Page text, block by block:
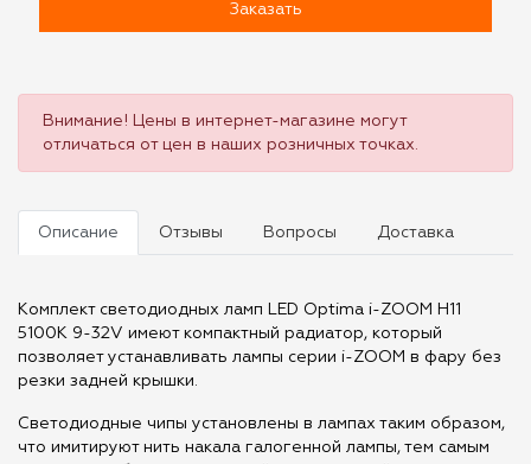
Заказать
Внимание! Цены в интернет-магазине могут
отличаться от цен в наших розничных точках.
Описание Отзывы Вопросы Доставка
Комплект светодиодных ламп LED Optima i-ZOOM H11
5100K 9-32V имеют компактный радиатор, который
позволяет устанавливать лампы серии i-ZOOM в фару без
резки задней крышки.
Светодиодные чипы установлены в лампах таким образом,
что имитируют нить накала галогенной лампы, тем самым